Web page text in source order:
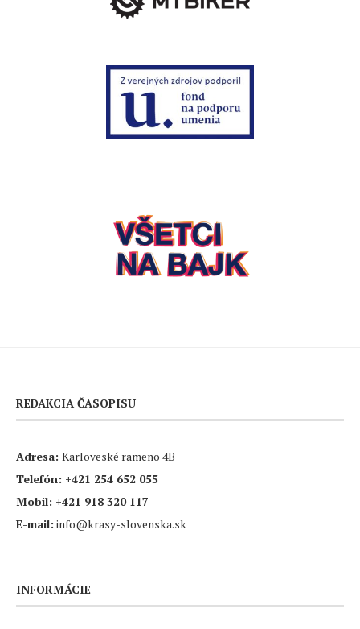
REDAKCIA ČASOPISU
Adresa: Karloveské rameno 4B
Telefón: +421 254 652 055
Mobil: +421 918 320 117
E-mail: info@krasy-slovenska.sk
INFORMÁCIE